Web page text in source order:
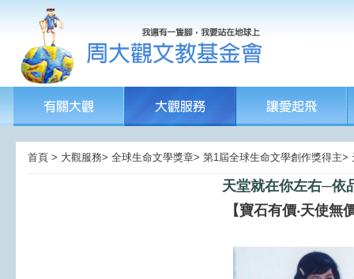
首頁 > 大觀服務> 全球生命文學獎章> 第1屆全球生命文學創作獎得主>
天堂就在你左右─依
【寶石有價‧天使無